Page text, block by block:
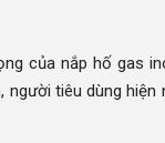
của nắp hố gas
tiêu dùng hiện